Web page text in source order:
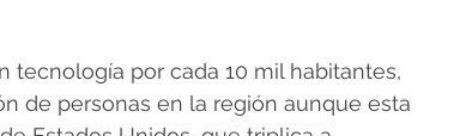
tecnología por cada 10 mil habitantes,
de personas en la región aunque esta